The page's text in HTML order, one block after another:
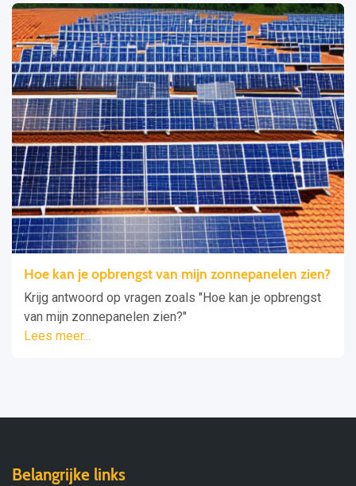
Hoe kan je opbrengst van mijn zonnepanelen zien?
Krijg antwoord op vragen zoals "Hoe kan je opbrengst
van mijn zonnepanelen zien?"
Lees meer...
Belangrijke links